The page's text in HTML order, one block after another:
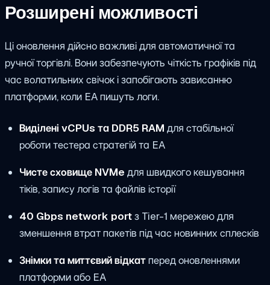
Розширені можливості
Ці оновлення дійсно важливі для автоматичної та
ручної торгівлі. Вони забезпечують чіткість графіків під
час волатильних свічок і запобігають зависанню
платформи, коли EA пишуть логи.
Виділені vCPUs та DDR5 RAM для стабільної
роботи тестера стратегій та EA
Чисте сховище NVMe для швидкого кешування
тіків, запису логів та файлів історії
40 Gbps network portз Tier-1 мережею для
зменшення втрат пакетів під час новинних сплесків
Знімки та миттєвий відкатперед оновленнями
платформи або EA